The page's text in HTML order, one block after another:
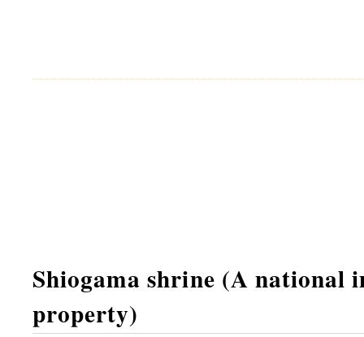
Shiogama shrine (A
property)